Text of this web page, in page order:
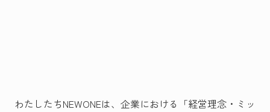
わたしたちNEWONEは、企業における「経営理念・ミッ